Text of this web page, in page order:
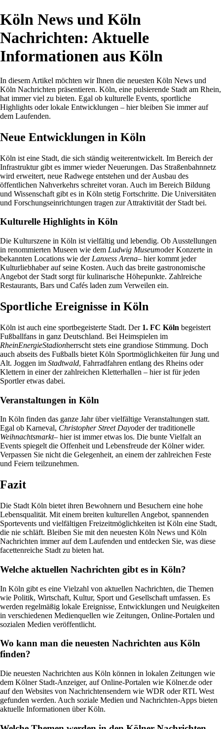
Köln News und Köln
Nachrichten: Aktuelle
Informationen aus Köln
In diesem Artikel möchten wir Ihnen die neuesten Köln News und
Köln Nachrichten präsentieren. Köln, eine pulsierende Stadt am Rhein,
hat immer viel zu bieten. Egal ob kulturelle Events, sportliche
Highlights oder lokale Entwicklungen – hier bleiben Sie immer auf
dem Laufenden.
Neue Entwicklungen in Köln
Köln ist eine Stadt, die sich ständig weiterentwickelt. Im Bereich der
Infrastruktur gibt es immer wieder Neuerungen. Das Straßenbahnnetz
wird erweitert, neue Radwege entstehen und der Ausbau des
öffentlichen Nahverkehrs schreitet voran. Auch im Bereich Bildung
und Wissenschaft gibt es in Köln stetig Fortschritte. Die Universitäten
und Forschungseinrichtungen tragen zur Attraktivität der Stadt bei.
Kulturelle Highlights in Köln
Die Kulturszene in Köln ist vielfältig und lebendig. Ob Ausstellungen
in renommierten Museen wie dem Ludwig Museumoder Konzerte in
bekannten Locations wie der Lanxess Arena– hier kommt jeder
Kulturliebhaber auf seine Kosten. Auch das breite gastronomische
Angebot der Stadt sorgt für kulinarische Höhepunkte. Zahlreiche
Restaurants, Bars und Cafés laden zum Verweilen ein.
Sportliche Ereignisse in Köln
Köln ist auch eine sportbegeisterte Stadt. Der 1. FC Köln begeistert
Fußballfans in ganz Deutschland. Bei Heimspielen im
RheinEnergieStadionherrscht stets eine grandiose Stimmung. Doch
auch abseits des Fußballs bietet Köln Sportmöglichkeiten für Jung und
Alt. Joggen im Stadtwald, Fahrradfahren entlang des Rheins oder
Klettern in einer der zahlreichen Kletterhallen – hier ist für jeden
Sportler etwas dabei.
Veranstaltungen in Köln
In Köln finden das ganze Jahr über vielfältige Veranstaltungen statt.
Egal ob Karneval, Christopher Street Dayoder der traditionelle
Weihnachtsmarkt– hier ist immer etwas los. Die bunte Vielfalt an
Events spiegelt die Offenheit und Lebensfreude der Kölner wider.
Verpassen Sie nicht die Gelegenheit, an einem der zahlreichen Feste
und Feiern teilzunehmen.
Fazit
Die Stadt Köln bietet ihren Bewohnern und Besuchern eine hohe
Lebensqualität. Mit einem breiten kulturellen Angebot, spannenden
Sportevents und vielfältigen Freizeitmöglichkeiten ist Köln eine Stadt,
die nie schläft. Bleiben Sie mit den neuesten Köln News und Köln
Nachrichten immer auf dem Laufenden und entdecken Sie, was diese
facettenreiche Stadt zu bieten hat.
Welche aktuellen Nachrichten gibt es in Köln?
In Köln gibt es eine Vielzahl von aktuellen Nachrichten, die Themen
wie Politik, Wirtschaft, Kultur, Sport und Gesellschaft umfassen. Es
werden regelmäßig lokale Ereignisse, Entwicklungen und Neuigkeiten
in verschiedenen Medienquellen wie Zeitungen, Online-Portalen und
sozialen Medien veröffentlicht.
Wo kann man die neuesten Nachrichten aus Köln
finden?
Die neuesten Nachrichten aus Köln können in lokalen Zeitungen wie
dem Kölner Stadt-Anzeiger, auf Online-Portalen wie Kölner.de oder
auf den Websites von Nachrichtensendern wie WDR oder RTL West
gefunden werden. Auch soziale Medien und Nachrichten-Apps bieten
aktuelle Informationen über Köln.